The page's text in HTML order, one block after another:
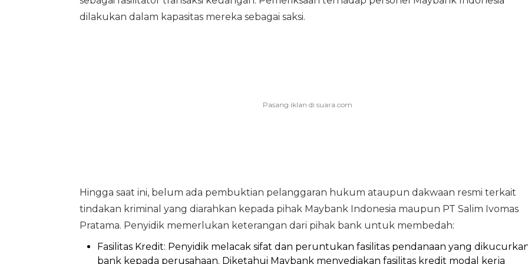
dilakukan dalam kapasitas mereka sebagai saksi.
Hingga saat ini, belum ada pembuktian pelanggaran hukum ataupun dakwaan resmi terkait
tindakan kriminal yang diarahkan kepada pihak Maybank Indonesia maupun PT Salim Ivomas
Pratama. Penyidik memerlukan keterangan dari pihak bank untuk membedah:
Fasilitas Kredit: Penyidik melacak sifat dan peruntukan fasilitas pendanaan yang
bank kepada perusahaan. Diketahui Maybank menyediakan fasilitas kredit modal kerja